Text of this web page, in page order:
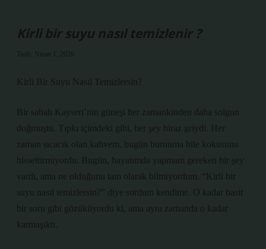
Kirli bir suyu nasıl temizlenir ?
Tarih: Nisan 1, 2026
Kirli Bir Suyu Nasıl Temizlersin?
Bir sabah Kayseri’nin güneşi her zamankinden daha solgun
doğmuştu. Tıpkı içimdeki gibi, her şey biraz griydi. Her
zaman sıcacık olan kahvem, bugün burnuma bile kokusunu
hissettirmiyordu. Bugün, hayatımda yapmam gereken bir şey
vardı, ama ne olduğunu tam olarak bilmiyordum. “Kirli bir
suyu nasıl temizlersin?” diye sordum kendime. O kadar basit
bir soru gibi gözüküyordu ki, ama aynı zamanda o kadar
karmaşıktı.